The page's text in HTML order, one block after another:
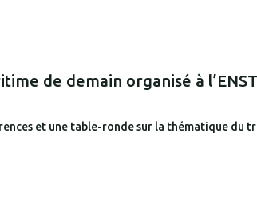
de demain organisé à
et une table-ronde sur la thématique du